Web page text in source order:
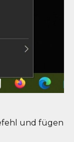
und fügen